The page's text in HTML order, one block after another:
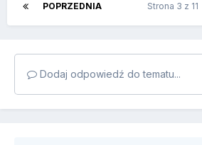
POPRZEDNIA Strona 3 z 11
Dodaj odpowiedź do tematu...